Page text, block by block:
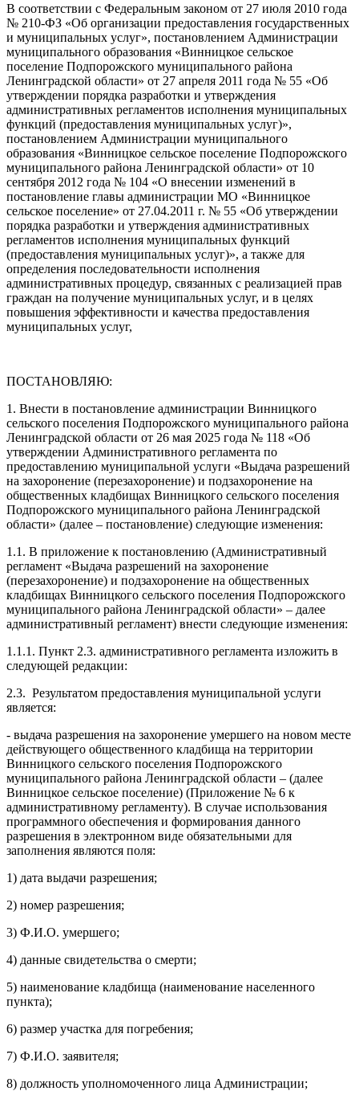
В соответствии с Федеральным законом от 27 июля 2010 года
№ 210-ФЗ «Об организации предоставления государственных
и муниципальных услуг», постановлением Администрации
муниципального образования «Винницкое сельское
поселение Подпорожского муниципального района
Ленинградской области» от 27 апреля 2011 года № 55 «Об
утверждении порядка разработки и утверждения
административных регламентов исполнения муниципальных
функций (предоставления муниципальных услуг)»,
постановлением Администрации муниципального
образования «Винницкое сельское поселение Подпорожского
муниципального района Ленинградской области» от 10
сентября 2012 года № 104 «О внесении изменений в
постановление главы администрации МО «Винницкое
сельское поселение» от 27.04.2011 г. № 55 «Об утверждении
порядка разработки и утверждения административных
регламентов исполнения муниципальных функций
(предоставления муниципальных услуг)», а также для
определения последовательности исполнения
административных процедур, связанных с реализацией прав
граждан на получение муниципальных услуг, и в целях
повышения эффективности и качества предоставления
муниципальных услуг,
ПОСТАНОВЛЯЮ:
1. Внести в постановление администрации Винницкого
сельского поселения Подпорожского муниципального района
Ленинградской области от 26 мая 2025 года № 118 «Об
утверждении Административного регламента по
предоставлению муниципальной услуги «Выдача разрешений
на захоронение (перезахоронение) и подзахоронение на
общественных кладбищах Винницкого сельского поселения
Подпорожского муниципального района Ленинградской
области» (далее – постановление) следующие изменения:
1.1. В приложение к постановлению (Административный
регламент «Выдача разрешений на захоронение
(перезахоронение) и подзахоронение на общественных
кладбищах Винницкого сельского поселения Подпорожского
муниципального района Ленинградской области» – далее
административный регламент) внести следующие изменения:
1.1.1. Пункт 2.3. административного регламента изложить в
следующей редакции:
2.3. Результатом предоставления муниципальной услуги
является:
- выдача разрешения на захоронение умершего на новом месте
действующего общественного кладбища на территории
Винницкого сельского поселения Подпорожского
муниципального района Ленинградской области – (далее
Винницкое сельское поселение) (Приложение № 6 к
административному регламенту). В случае использования
программного обеспечения и формирования данного
разрешения в электронном виде обязательными для
заполнения являются поля:
1) дата выдачи разрешения;
2) номер разрешения;
3) Ф.И.О. умершего;
4) данные свидетельства о смерти;
5) наименование кладбища (наименование населенного
пункта);
6) размер участка для погребения;
7) Ф.И.О. заявителя;
8) должность уполномоченного лица Администрации;